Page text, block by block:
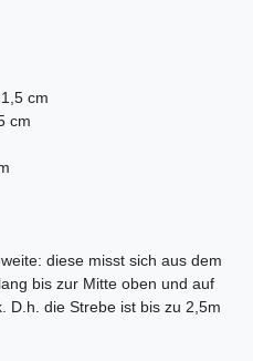
cm
cm
diese misst sich aus dem
bis zur Mitte oben und auf
D.h. die Strebe ist bis zu 2,5m